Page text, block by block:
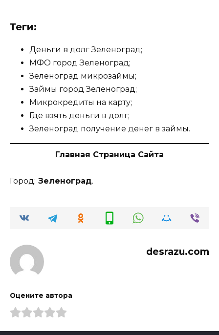
Теги:
Деньги в долг Зеленоград;
МФО город Зеленоград;
Зеленоград микрозаймы;
Займы город Зеленоград;
Микрокредиты на карту;
Где взять деньги в долг;
Зеленоград получение денег в займы.
Главная Страница Сайта
Город: Зеленоград.
desrazu.com
Оцените автора